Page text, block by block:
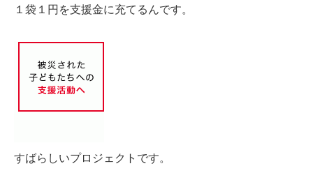
１袋１円を支援金に充てるんです。
すばらしいプロジェクトです。